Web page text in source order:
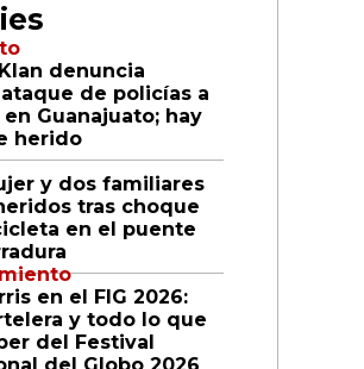
denuncia
de policías a
Guanajuato; hay
herido
y dos familiares
tras choque
en el puente
en el FIG 2026:
y todo lo que
del Festival